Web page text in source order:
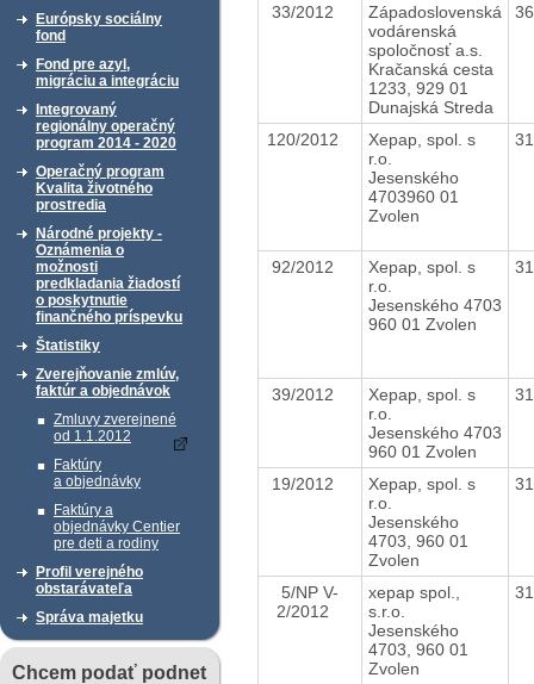
Európsky sociálny
fond
Fond pre azyl,
migráciu a integráciu
Integrovaný
regionálny operačný
program 2014 - 2020
Operačný program
Kvalita životného
prostredia
Národné projekty -
Oznámenia o
možnosti
predkladania žiadostí
o poskytnutie
finančného príspevku
Štatistiky
Zverejňovanie zmlúv,
faktúr a objednávok
Zmluvy zverejnené
od 1.1.2012
Faktúry
a objednávky
Faktúry a
objednávky Centier
pre deti a rodiny
Profil verejného
obstarávateľa
Správa majetku
Chcem podať podnet
33/2012
Západoslovenská
vodárenská
spoločnosť a.s.
Kračanská cesta
1233, 929 01
Dunajská Streda
120/2012
Xepap, spol. s
r.o.
Jesenského
4703960 01
Zvolen
92/2012
Xepap, spol. s
r.o.
Jesenského 4703
960 01 Zvolen
39/2012
Xepap, spol. s
r.o.
Jesenského 4703
960 01 Zvolen
19/2012
Xepap, spol. s
r.o.
Jesenského
4703, 960 01
Zvolen
5/NP V-
2/2012
xepap spol.,
s.r.o.
Jesenského
4703, 960 01
Zvolen